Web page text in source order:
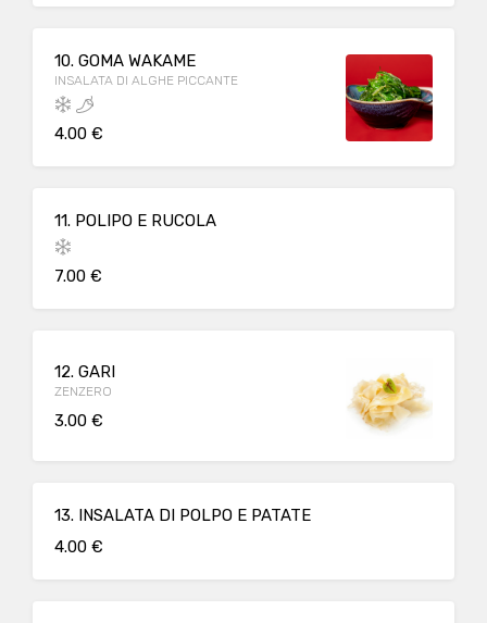
10. GOMA WAKAME
INSALATA DI ALGHE PICCANTE
4.00 €
11. POLIPO E RUCOLA
7.00 €
12. GARI
ZENZERO
3.00 €
13. INSALATA DI POLPO E PATATE
4.00 €